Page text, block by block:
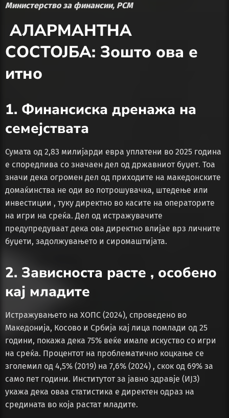
Министерство за финансии, РСМ
АЛАРМАНТНА
СОСТОЈБА: Зошто ова е
итно
1. Финансиска дренажа на
семејствата
Сумата од 2,83 милијарди евра уплатени во 2025 година
е споредлива со значаен дел од државниот буџет. Тоа
значи дека огромен дел од приходите на македонските
домаќинства не оди во потрошувачка, штедење или
инвестиции , туку директно во касите на операторите
на игри на среќа. Дел од истражувачите
предупредуваат дека ова директно влијае врз личните
буџети, задолжувањето и сиромаштијата.
2. Зависноста расте , особено
кај младите
Истражувањето на ХОПС (2024), спроведено во
Македонија, Косово и Србија кај лица помлади од 25
години, покажа дека 75% веќе имале искуство со игри
на среќа. Процентот на проблематично коцкање се
зголемил од 4,5% (2019) на 7,6% (2024) , скок од 69% за
само пет години. Институтот за јавно здравје (ИЈЗ)
укажа дека оваа статистика е директен одраз на
средината во која растат младите.